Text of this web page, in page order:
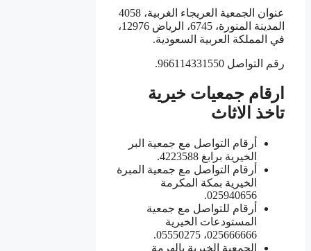
عنوان الجمعية العريجاء الغربية، 4058
المدينة المنورة، 6745، الرياض 12976،
في المملكة العربية السعودية.
رقم التواصل 966114331550.
ارقام جمعيات خيرية
تاخذ الاثاث
أرقام التواصل مع جمعية البر
الخيرية برابغ 4223588.
أرقام التواصل مع جمعية المبرة
الخيرية بمكة المكرمة
025940656.
أرقام للتواصل مع جمعية
المستودعات الخيرية
025666666، 05550275.
الجمعية الخيرية بالهرمة